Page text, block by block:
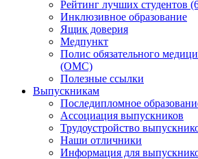
Рейтинг лучших студентов
Инклюзивное образование
Ящик доверия
Медпункт
Полис обязательного
(ОМС)
Полезные ссылки
Выпускникам
Последипломное
Ассоциация выпускников
Трудоустройство
Наши отличники
Информация для